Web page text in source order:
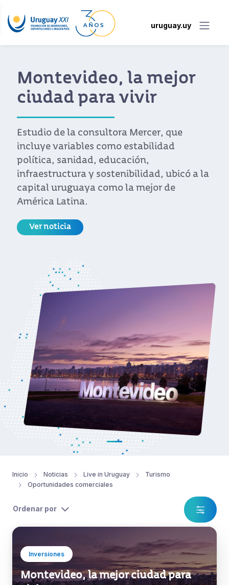
uruguay.uy
Montevideo, la mejor
ciudad para vivir
Estudio de la consultora Mercer, que
incluye variables como estabilidad
política, sanidad, educación,
infraestructura y sostenibilidad, ubicó a la
capital uruguaya como la mejor de
América Latina.
Ver noticia
Inicio Noticias Live in Uruguay
Turismo
Oportunidades comerciales
Ordenar por
Inversiones
Montevideo, la mejor ciudad para